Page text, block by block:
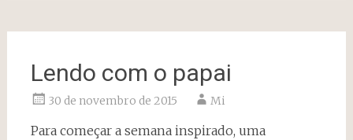
Lendo com o papai
30 de novembro de 2015 Mi
Para começar a semana inspirado, uma